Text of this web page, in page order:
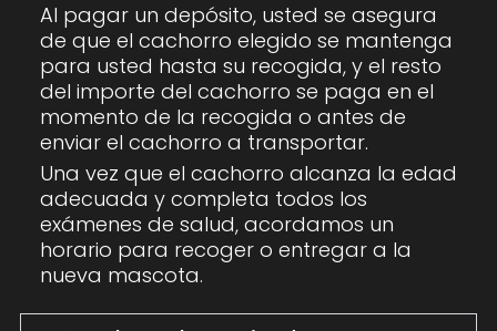
Al pagar un depósito, usted se asegura
de que el cachorro elegido se mantenga
para usted hasta su recogida, y el resto
del importe del cachorro se paga en el
momento de la recogida o antes de
enviar el cachorro a transportar.
Una vez que el cachorro alcanza la edad
adecuada y completa todos los
exámenes de salud, acordamos un
horario para recoger o entregar a la
nueva mascota.